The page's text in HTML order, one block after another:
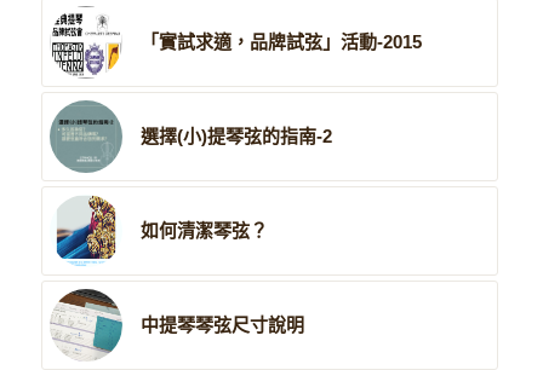
「實試求適，品牌試弦」活動-2015
選擇(小)提琴弦的指南-2
如何清潔琴弦？
中提琴琴弦尺寸說明